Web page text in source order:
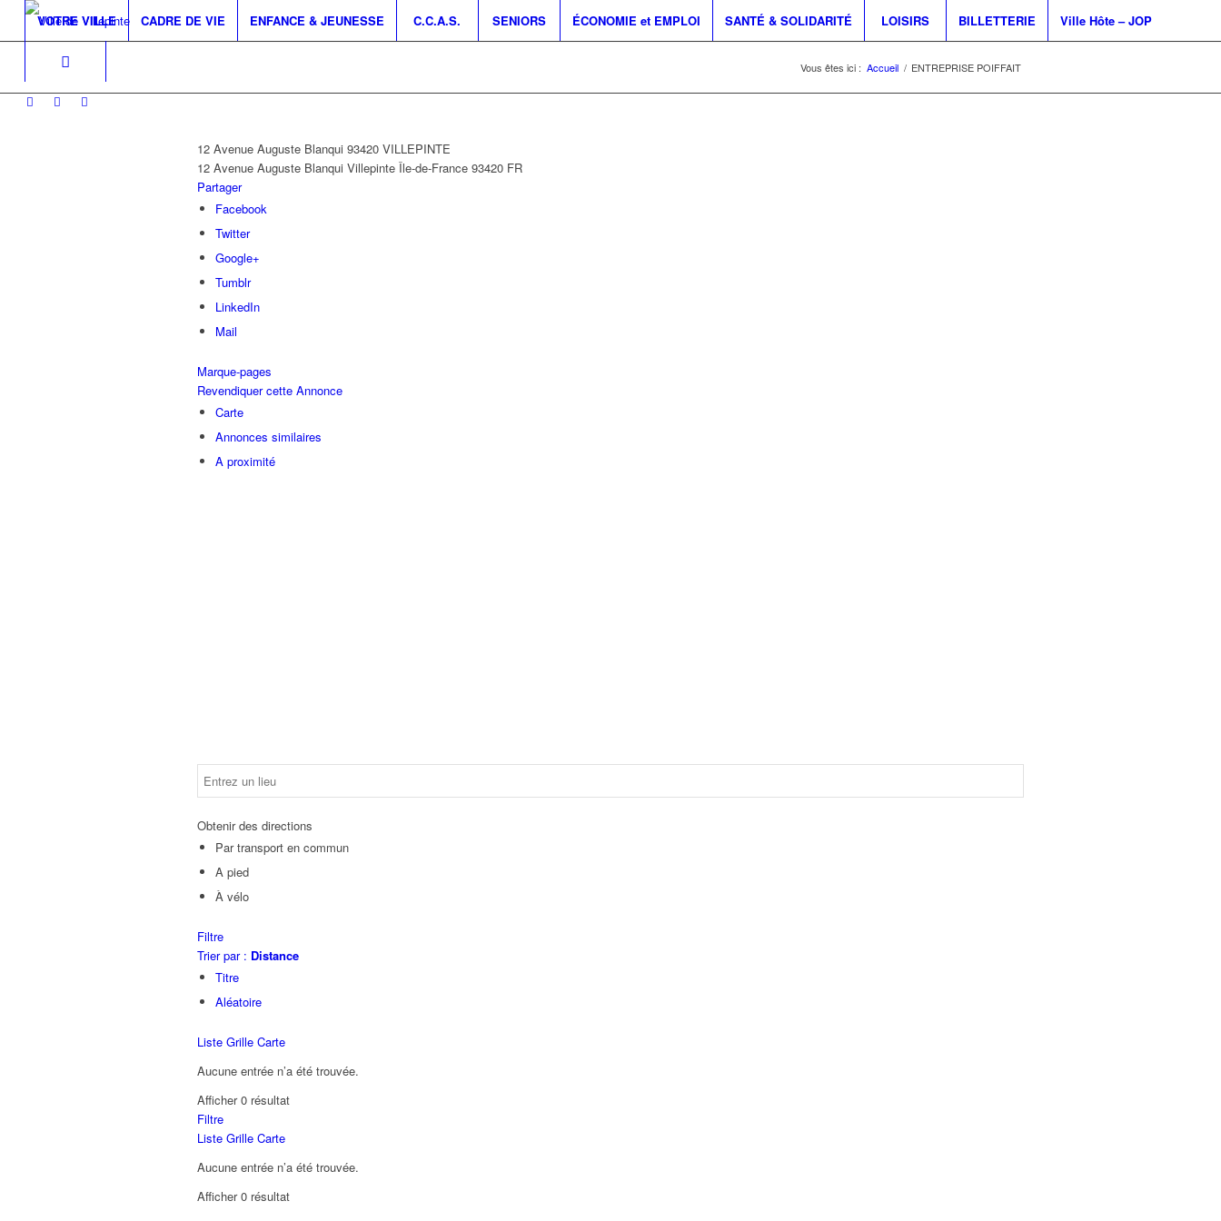
VOTRE VILLE CADRE DE VIE ENFANCE & JEUNESSE C.C.A.S. SENIORS ÉCONOMIE et EMPLOI SANTÉ & SOLIDARITÉ LOISIRS BILLETTERIE Ville Hôte – JOP
Vous êtes ici : Accueil / ENTREPRISE POIFFAIT
12 Avenue Auguste Blanqui 93420 VILLEPINTE
12 Avenue Auguste Blanqui Villepinte Île-de-France 93420 FR
Partager
Facebook
Twitter
Google+
Tumblr
LinkedIn
Mail
Marque-pages
Revendiquer cette Annonce
Carte
Annonces similaires
A proximité
Obtenir des directions
Par transport en commun
A pied
À vélo
Filtre
Trier par : Distance
Titre
Aléatoire
Liste Grille Carte
Aucune entrée n’a été trouvée.
Afficher 0 résultat
Filtre
Liste Grille Carte
Aucune entrée n’a été trouvée.
Afficher 0 résultat